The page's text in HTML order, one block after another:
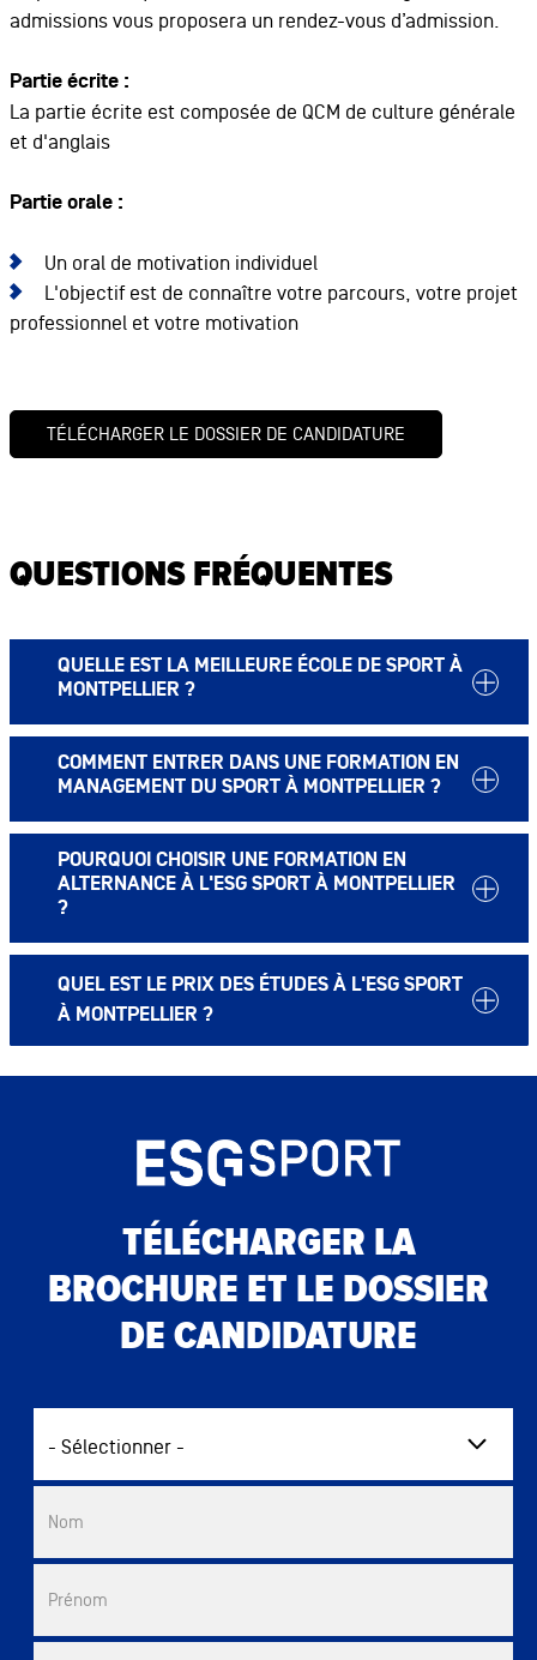
admissions vous proposera un rendez-vous d’admission.
Partie écrite :
La partie écrite est composée de QCM de culture générale
et d'anglais
Partie orale :
Un oral de motivation individuel
L'objectif est de connaître votre parcours, votre projet
professionnel et votre motivation
TÉLÉCHARGER LE DOSSIER DE CANDIDATURE
QUESTIONS FRÉQUENTES
QUELLE EST LA MEILLEURE ÉCOLE DE SPORT À
MONTPELLIER ?
COMMENT ENTRER DANS UNE FORMATION EN
MANAGEMENT DU SPORT À MONTPELLIER ?
POURQUOI CHOISIR UNE FORMATION EN
ALTERNANCE À L'ESG SPORT À MONTPELLIER
?
QUEL EST LE PRIX DES ÉTUDES À L'ESG SPORT
À MONTPELLIER ?
TÉLÉCHARGER LA
BROCHURE ET LE DOSSIER
DE CANDIDATURE
Nom
Prénom